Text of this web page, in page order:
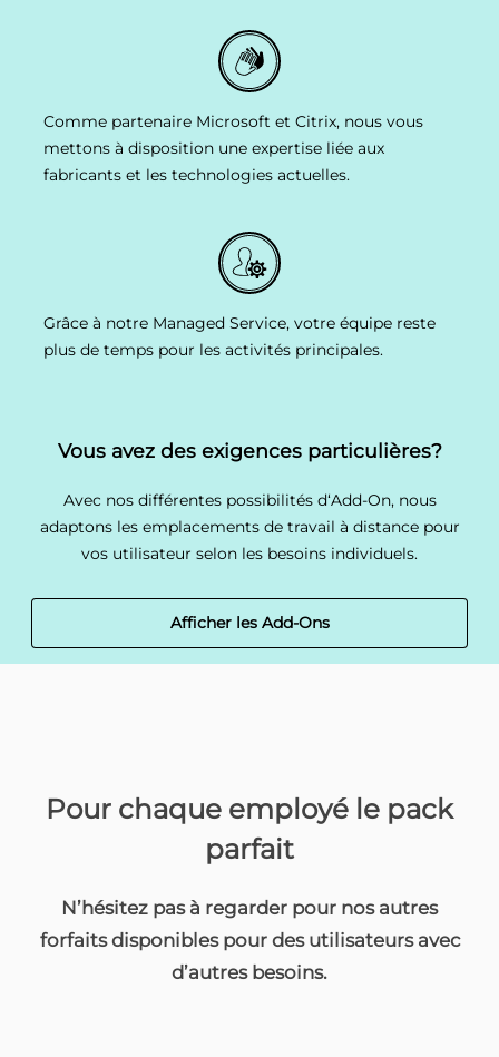
Comme partenaire Microsoft et Citrix, nous vous
mettons à disposition une expertise liée aux
fabricants et les technologies actuelles.
Grâce à notre Managed Service, votre équipe reste
plus de temps pour les activités principales.
Vous avez des exigences particulières?
Avec nos différentes possibilités d‘Add-On, nous
adaptons les emplacements de travail à distance pour
vos utilisateur selon les besoins individuels.
Afficher les Add-Ons
Pour chaque employé le pack
parfait
N’hésitez pas à regarder pour nos autres
forfaits disponibles pour des utilisateurs avec
d’autres besoins.